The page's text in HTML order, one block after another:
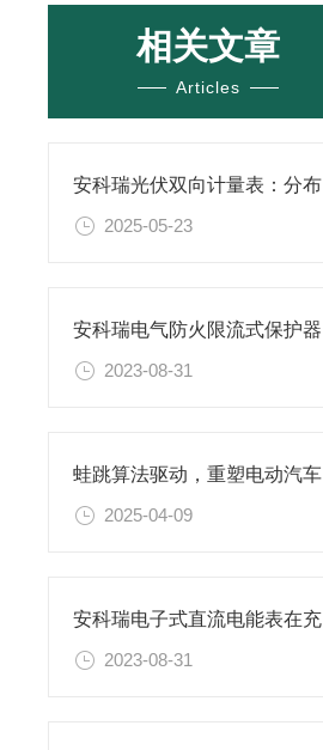
相关文章
Articles
2025-05-23
2023-08-31
2025-04-09
2023-08-31